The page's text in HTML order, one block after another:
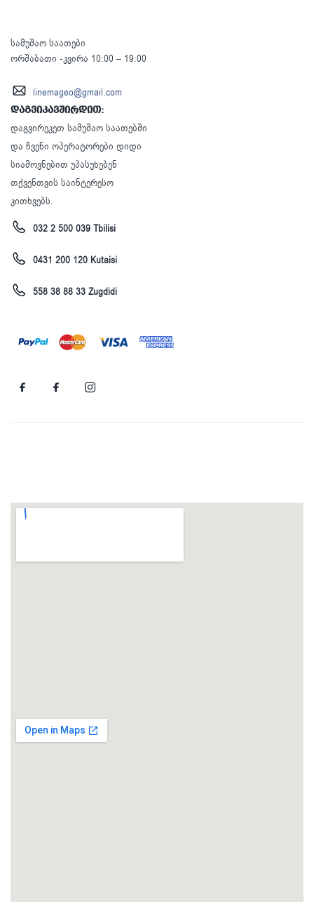
სამუშაო საათები
ორშაბათი -კვირა 10:00 – 19:00
linemageo@gmail.com
დაგვიკავშირდით:
დაგვირეკეთ სამუშაო საათებში
და ჩვენი ოპერატორები დიდი
სიამოვნებით უპასუხებენ
თქვენთვის საინტერესო
კითხვებს.
032 2 500 039 Tbilisi
0431 200 120 Kutaisi
558 38 88 33 Zugdidi